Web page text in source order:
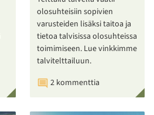
olosuhteisiin sopivien
varusteiden lisäksi taitoa ja
tietoa talvisissa olosuhteissa
toimimiseen. Lue vinkkimme
talvitelttailuun.
2 kommenttia